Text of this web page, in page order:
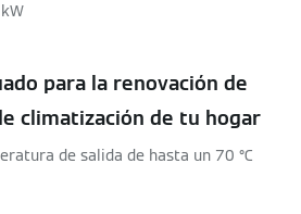
para la renovación de
climatización de tu hogar
de salida de hasta un 70 °C